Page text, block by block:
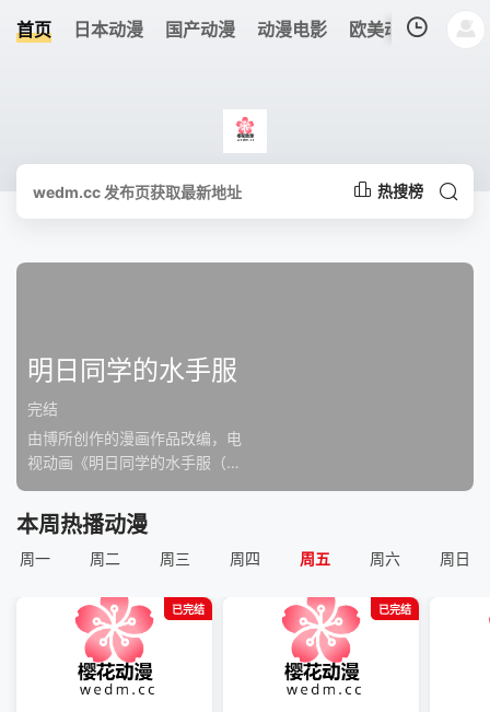
热搜榜
首页 日本动漫 国产动漫 动漫电影 欧美动漫 追剧
明日同学的水手服
完结
由博所创作的漫画作品改编，电
视动画《明日同学的水手服（明
（1）日公开了宣传影片。《明
日同学的水手服》故事发生在乡
下的名门女子中学・私立蜡梅学
本周热播动漫
周一 周二 周三 周四 周五 周六 周日
已完结 已完结